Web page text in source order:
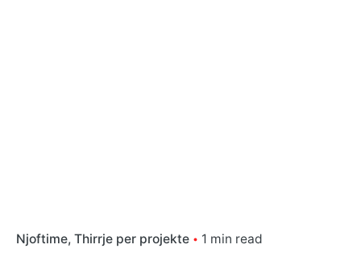
Njoftime Thirrje per projekte 1 min read